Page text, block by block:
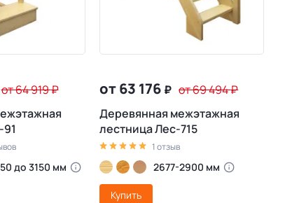
от 64 919₽
до 3150 мм
от 63 176 ₽ от 69 494₽
Деревянная межэтажная
лестница Лес-715
1 отзыв
2677-2900 мм
Купить